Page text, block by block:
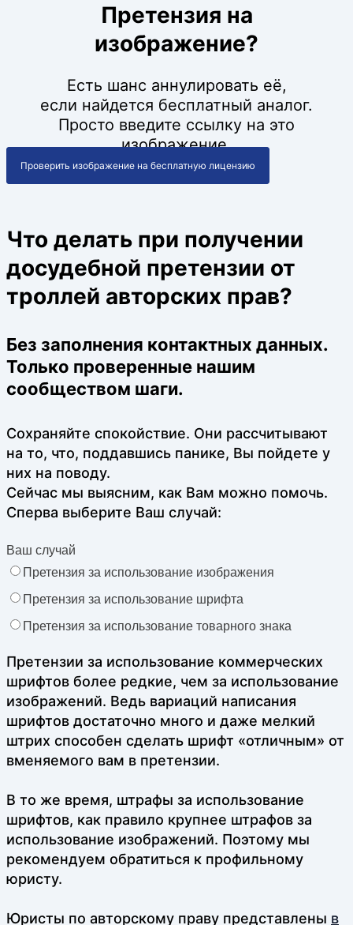
Претензия на
изображение?
Есть шанс аннулировать её,
если найдется бесплатный аналог.
Просто введите ссылку на это
изображение.
Проверить изображение на бесплатную лицензию
Что делать при получении
досудебной претензии от
троллей авторских прав?
Без заполнения контактных данных.
Только проверенные нашим
сообществом шаги.
Сохраняйте спокойствие. Они рассчитывают
на то, что, поддавшись панике, Вы пойдете у
них на поводу.
Сейчас мы выясним, как Вам можно помочь.
Сперва выберите Ваш случай:
Ваш случай
Претензия за использование изображения
Претензия за использование шрифта
Претензия за использование товарного знака
Претензии за использование коммерческих
шрифтов более редкие, чем за использование
изображений. Ведь вариаций написания
шрифтов достаточно много и даже мелкий
штрих способен сделать шрифт «отличным» от
вменяемого вам в претензии.
В то же время, штрафы за использование
шрифтов, как правило крупнее штрафов за
использование изображений. Поэтому мы
рекомендуем обратиться к профильному
юристу.
Юристы по авторскому праву представлены в